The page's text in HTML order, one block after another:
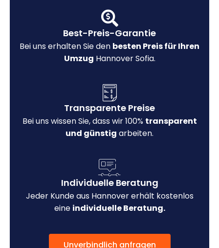
Best-Preis-Garantie
Bei uns erhalten Sie den besten Preis für Ihren
Umzug Hannover Sofia.
Transparente Preise
Bei uns wissen Sie, dass wir 100% transparent
und günstig arbeiten.
Individuelle Beratung
Jeder Kunde aus Hannover erhält kostenlos
eine individuelle Beratung.
Unverbindlich anfragen